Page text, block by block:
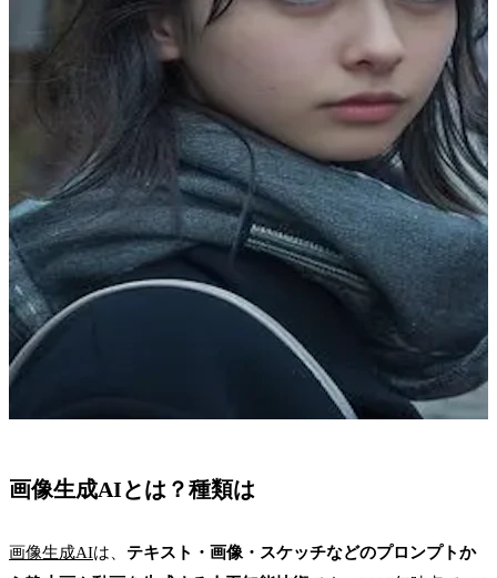
画像生成AIとは？種類は
画像生成AIは、 テキスト・画像・スケッチなどのプロンプトか